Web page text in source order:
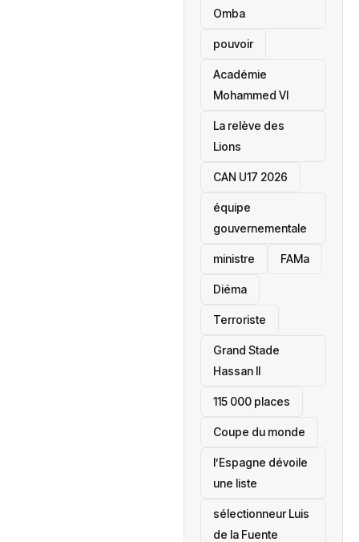
Omba
pouvoir
Académie
Mohammed VI
La relève des
Lions
CAN U17 2026
équipe
gouvernementale
ministre FAMa
Diéma
Terroriste
Grand Stade
Hassan II
115 000 places
‎Coupe du monde
l’Espagne dévoile
une liste
sélectionneur Luis
de la Fuente